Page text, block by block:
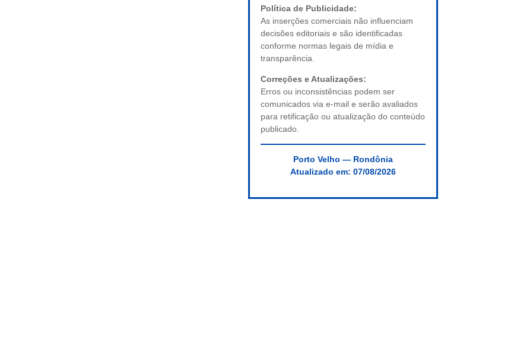
Política de Publicidade:
As inserções comerciais não influenciam
decisões editoriais e são identificadas
conforme normas legais de mídia e
transparência.
Correções e Atualizações:
Erros ou inconsistências podem ser
comunicados via e-mail e serão avaliados
para retificação ou atualização do conteúdo
publicado.
Porto Velho — Rondônia
Atualizado em: 07/08/2026